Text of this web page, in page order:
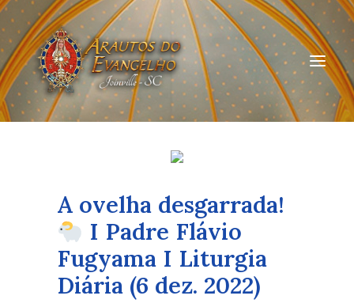
ARAUTOS JOINVILLE
CURSOS ON-LINE
DOAÇÃO
A ovelha desgarrada!
I Padre Flávio
Fugyama I Liturgia
Diária (6 dez. 2022)